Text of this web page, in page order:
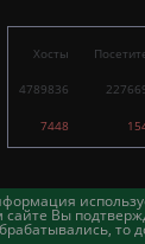
Вы
то
Хосты
4789836
7448